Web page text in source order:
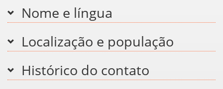
Nome e língua
Localização e população
Histórico do contato